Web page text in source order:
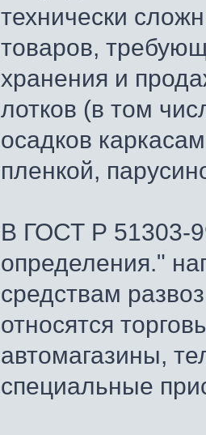
технически
товаров,
хранения и
лотков (в том
осадков
пленкой,
В ГОСТ Р 51303-
определения."
средствам
относятся
автомагазины,
специальные